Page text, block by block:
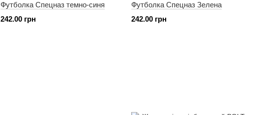
Футболка Спецназ темно-синя
242.00 грн
Футболка Спецназ Зелена
242.00 грн